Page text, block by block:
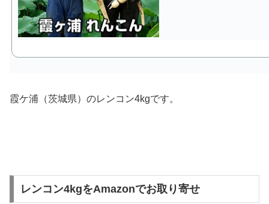
霞ケ浦（茨城県）のレンコン4kgです。
レンコン4kgをAmazonでお取り寄せ